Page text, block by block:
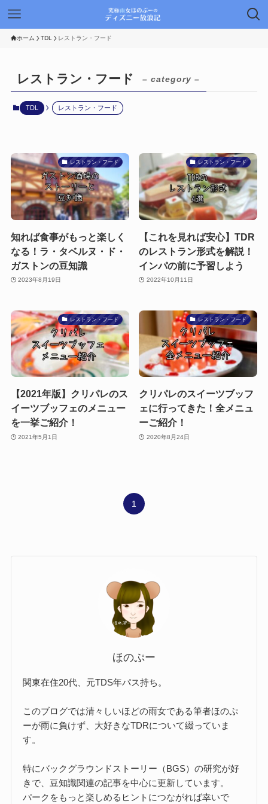
ホーム TDL レストラン・フード
レストラン・フード – category –
TDL レストラン・フード
レストラン・フード
知れば食事がもっと楽しく
なる！ラ・タベルヌ・ド・
ガストンの豆知識
2023年8月19日
レストラン・フード
【これを見れば安心】TDR
のレストラン形式を解説！
インパの前に予習しよう
2022年10月11日
レストラン・フード
【2021年版】クリパレのス
イーツブッフェのメニュー
を一挙ご紹介！
2021年5月1日
レストラン・フード
クリパレのスイーツブッフ
ェに行ってきた！全メニュ
ーご紹介！
2020年8月24日
1
ほのぷー
関東在住20代、元TDS年パス持ち。
このブログでは清々しいほどの雨女である筆者ほのぷ
ーが雨に負けず、大好きなTDRについて綴っていま
す。
特にバックグラウンドストーリー（BGS）の研究が好
きで、豆知識関連の記事を中心に更新しています。
パークをもっと楽しめるヒントにつながれば幸いで